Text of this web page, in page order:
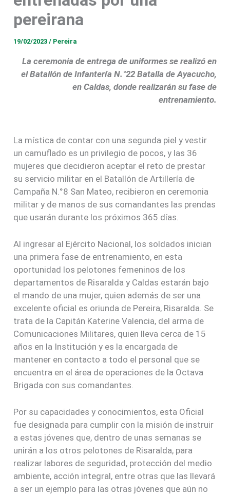
pereirana
19/02/2023/ Pereira
La ceremonia de entrega de uniformes se realizó en
el Batallón de Infantería N.°22 Batalla de Ayacucho,
en Caldas, donde realizarán su fase de
entrenamiento.
La mística de contar con una segunda piel y vestir
un camuflado es un privilegio de pocos, y las 36
mujeres que decidieron aceptar el reto de prestar
su servicio militar en el Batallón de Artillería de
Campaña N.°8 San Mateo, recibieron en ceremonia
militar y de manos de sus comandantes las prendas
que usarán durante los próximos 365 días.
Al ingresar al Ejército Nacional, los soldados inician
una primera fase de entrenamiento, en esta
oportunidad los pelotones femeninos de los
departamentos de Risaralda y Caldas estarán bajo
el mando de una mujer, quien además de ser una
excelente oficial es oriunda de Pereira, Risaralda. Se
trata de la Capitán Katerine Valencia, del arma de
Comunicaciones Militares, quien lleva cerca de 15
años en la Institución y es la encargada de
mantener en contacto a todo el personal que se
encuentra en el área de operaciones de la Octava
Brigada con sus comandantes.
Por su capacidades y conocimientos, esta Oficial
fue designada para cumplir con la misión de instruir
a estas jóvenes que, dentro de unas semanas se
unirán a los otros pelotones de Risaralda, para
realizar labores de seguridad, protección del medio
ambiente, acción integral, entre otras que las llevará
a ser un ejemplo para las otras jóvenes que aún no